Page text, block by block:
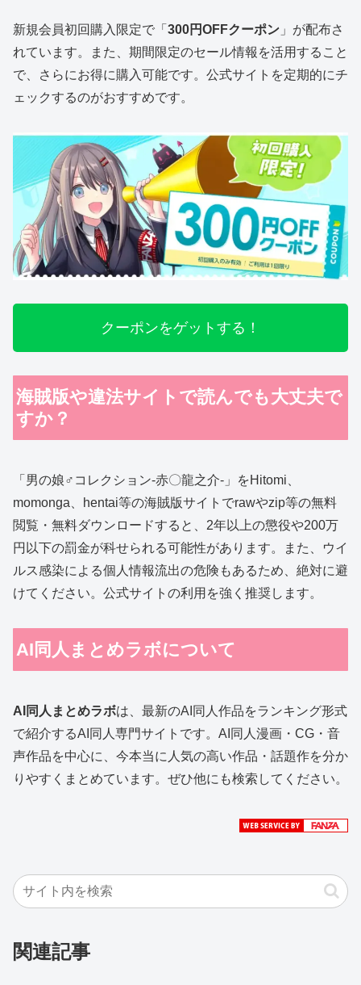
新規会員初回購入限定で「 300円OFFクーポン 」が配布さ
れています。また、期間限定のセール情報を活用すること
で、さらにお得に購入可能です。公式サイトを定期的にチ
ェックするのがおすすめです。
クーポンをゲットする！
海賊版や違法サイトで読んでも大丈夫で
すか？
「男の娘♂コレクション-赤〇龍之介-」をHitomi、
momonga、hentai等の海賊版サイトでrawやzip等の無料
閲覧・無料ダウンロードすると、2年以上の懲役や200万
円以下の罰金が科せられる可能性があります。また、ウイ
ルス感染による個人情報流出の危険もあるため、絶対に避
けてください。公式サイトの利用を強く推奨します。
AI同人まとめラボについて
AI同人まとめラボは、最新のAI同人作品をランキング形式
で紹介するAI同人専門サイトです。AI同人漫画・CG・音
声作品を中心に、今本当に人気の高い作品・話題作を分か
りやすくまとめています。ぜひ他にも検索してください。
関連記事